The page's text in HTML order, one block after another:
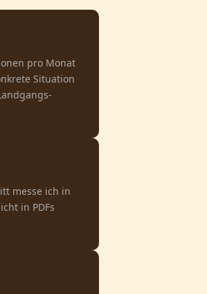
pro Monat
Situation
messe ich in
in PDFs